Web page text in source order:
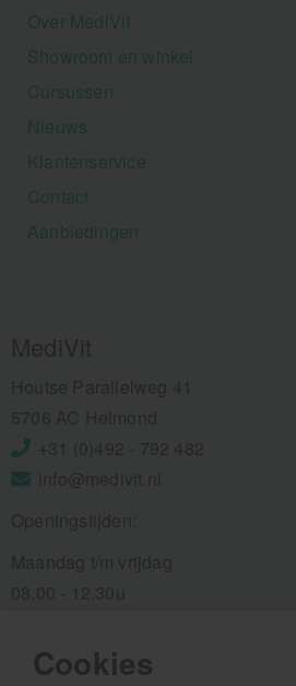
Cookies
Over MediVit
Showroom en winkel
Cursussen
Nieuws
Klantenservice
Contact
Aanbiedingen
Wij pauzeren tussen 12.30 en 13.00u